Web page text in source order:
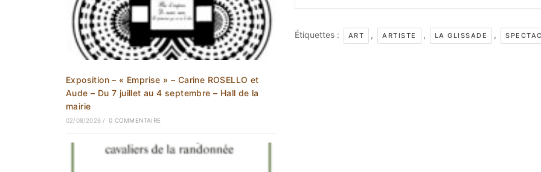
Exposition – « Emprise » – Carine ROSELLO et
Aude – Du 7 juillet au 4 septembre – Hall de la
mairie
02/08/2026 / 0 COMMENTAIRE
Étiquettes : ART , ARTISTE , LA GLISSADE ,